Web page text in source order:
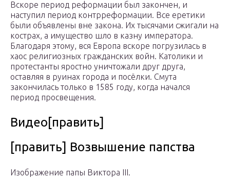
Вскоре период реформации был закончен, и
наступил период контрреформации. Все еретики
были объявлены вне закона. Их тысячами сжигали на
кострах, а имущество шло в казну императора.
Благодаря этому, вся Европа вскоре погрузилась в
хаос религиозных гражданских войн. Католики и
протестанты яростно уничтожали друг друга,
оставляя в руинах города и посёлки. Смута
закончилась только в 1585 году, когда начался
период просвещения.
Видео[править]
[править] Возвышение папства
Изображение папы Виктора III.